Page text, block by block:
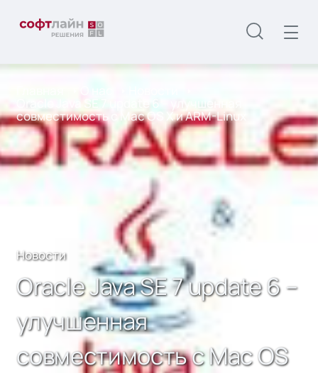
Oracle Java SE 7 update 6 – улучшенная
совместимость с Mac OS X и ARM-Linux
Новости
Oracle Java SE 7 update 6 –
улучшенная
совместимость с Mac OS